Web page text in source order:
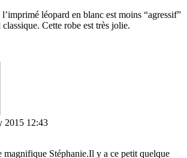
l’imprimé léopard en blanc est moins “agressif”
Cette robe est très jolie.
2015 12:43
magnifique Stéphanie.Il y a ce petit quelque